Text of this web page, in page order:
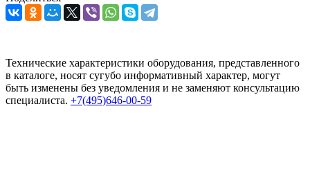
Технические характеристики оборудования, представленного
в каталоге, носят сугубо информативный характер, могут
быть изменены без уведомления и не заменяют консультацию
специалиста. +7(495)646-00-59